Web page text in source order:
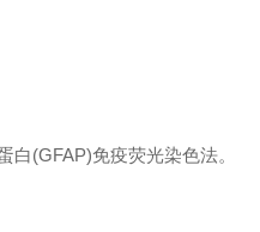
白(GFAP)免疫荧光染色法。